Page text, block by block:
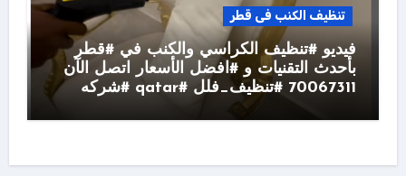
تنظيف الكنب فى قطر
فيديو #تنظيف الكراسي والكنب في #قطر
بأحدث التقنيات و #افضل الأسعار اتصل الآن
70067311 #تنظيف_فلل #qatar #شركه